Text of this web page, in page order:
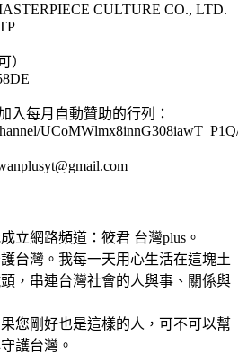
CULTURE CO., LTD.
）
入每月自動贊助的行列：
立網路頻道：筱君 台灣plus。
台灣。我每一天用心生活在這塊土
，串連台灣社會的人與事、關係與
您剛好也是這樣的人，可不可以幫
護台灣。